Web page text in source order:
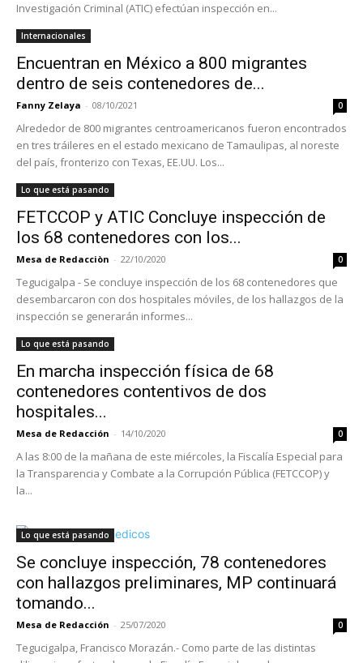
Investigación Criminal (ATIC) efectúan inspección en...
Internacionales
Encuentran en México a 800 migrantes
dentro de seis contenedores de...
Fanny Zelaya - 08/10/2021 0
Alrededor de 800 migrantes centroamericanos fueron encontrados
en tres tráileres en el estado mexicano de Tamaulipas, al noreste
del país, fronterizo con Texas, EE.UU. Los...
Lo que está pasando
FETCCOP y ATIC Concluye inspección de
los 68 contenedores con los...
Mesa de Redacciòn - 22/10/2020 0
Tegucigalpa - Se concluye inspección de los 68 contenedores que
desembarcaron con dos hospitales móviles, de los hallazgos de la
inspección se generarán informes...
Lo que está pasando
En marcha inspección física de 68
contenedores contentivos de dos
hospitales...
Mesa de Redacción - 14/10/2020 0
A las 8:00 de la mañana de este miércoles, la Fiscalía Especial para
la Transparencia y Combate a la Corrupción Pública (FETCCOP) y
la...
Lo que está pasando
Se concluye inspección, 78 contenedores
con hallazgos preliminares, MP continuará
tomando...
Mesa de Redacción - 25/07/2020 0
Tegucigalpa, Francisco Morazán.- Como parte de las distintas